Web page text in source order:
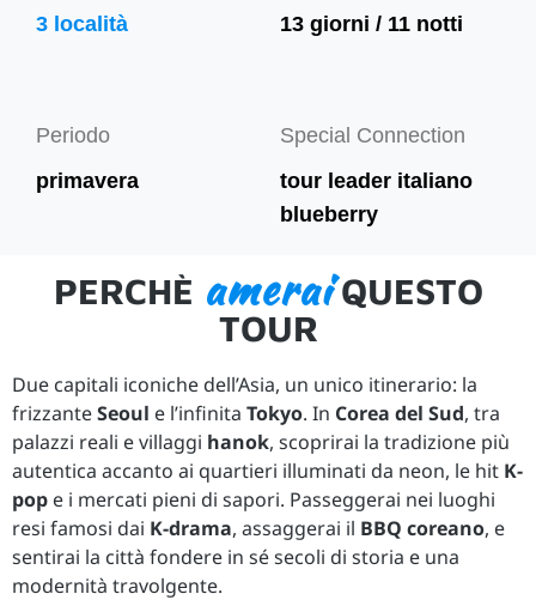
3 località
13 giorni / 11 notti
Periodo
primavera
Special Connection
tour leader italiano
blueberry
PERCHÈ ameraiQUESTO
TOUR
Due capitali iconiche dell’Asia, un unico itinerario: la
frizzanteSeoul e l’infinita Tokyo. In Corea del Sud, tra
palazzi reali e villaggi hanok, scoprirai la tradizione più
autentica accanto ai quartieri illuminati da neon, le hit K-
pop e i mercati pieni di sapori. Passeggerai nei luoghi
resi famosi dai K-drama, assaggerai il BBQ coreano, e
sentirai la città fondere in sé secoli di storia e una
modernità travolgente.